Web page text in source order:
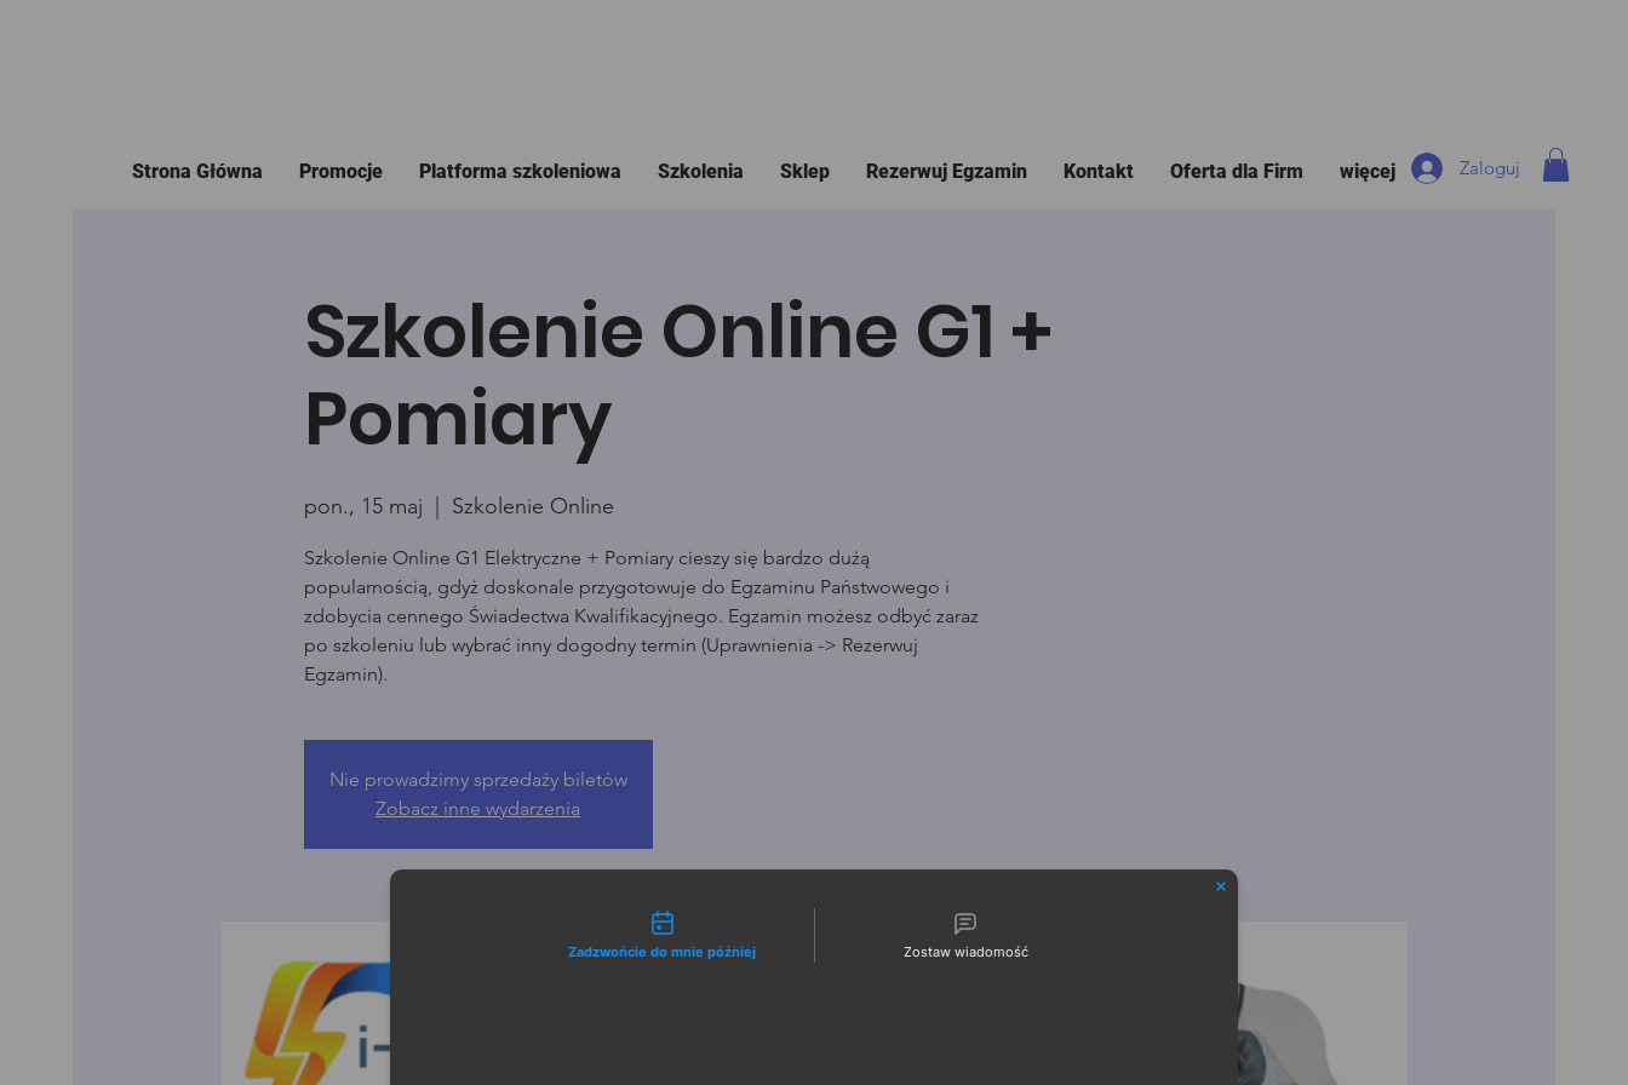
Strona Główna Promocje Platforma szkoleniowa Szkolenia Sklep Rezerwuj Egzamin Kontakt Oferta dla Firm więcej Zaloguj
Szkolenie Online G1 +
Pomiary
pon., 15 maj
  |
Szkolenie Online
Szkolenie Online G1 Elektryczne + Pomiary cieszy się bardzo dużą
popularnością, gdyż doskonale przygotowuje do Egzaminu Państwowego i
zdobycia cennego Świadectwa Kwalifikacyjnego. Egzamin możesz odbyć zaraz
po szkoleniu lub wybrać inny dogodny termin (Uprawnienia -> Rezerwuj
Egzamin).
Nie prowadzimy sprzedaży biletów
Zobacz inne wydarzenia
Możliwości kontaktu
Zadzwońcie do mnie później Zostaw wiadomość